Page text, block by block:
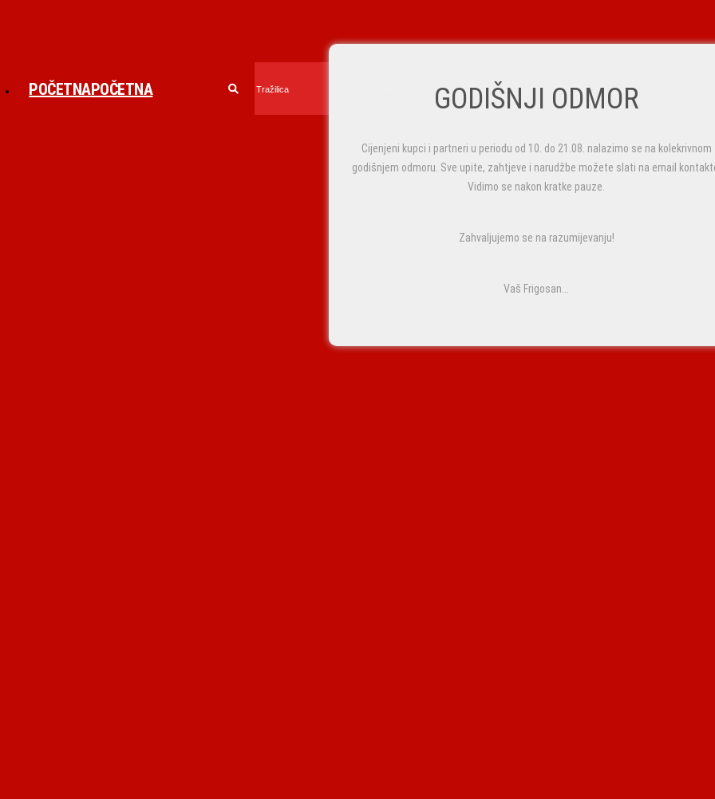
POČETNAPOČETNA GODIŠNJI ODMOR
Cijenjeni kupci i partneri u periodu od 10. do 21.08. nalazimo se na kolekrivnom
godišnjem odmoru. Sve upite, zahtjeve i narudžbe možete slati na email
Vidimo se nakon kratke pauze.
Zahvaljujemo se na razumijevanju!
Vaš Frigosan...